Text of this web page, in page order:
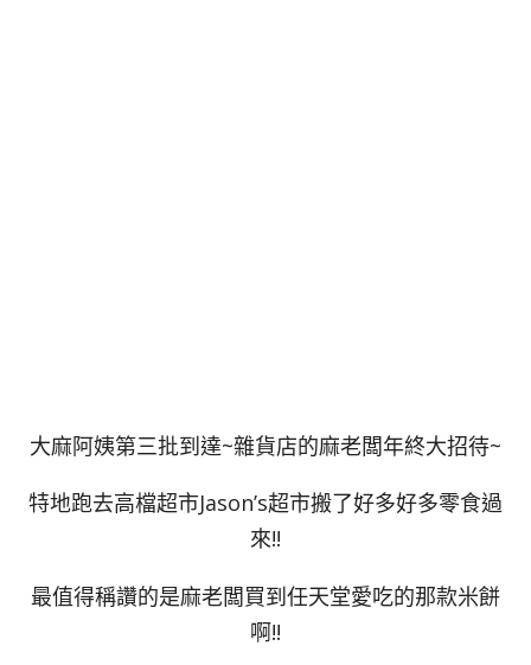
大麻阿姨第三批到達~雜貨店的麻老闆年終大招待~
特地跑去高檔超市Jason’s超市搬了好多好多零食過
來!!
最值得稱讚的是麻老闆買到任天堂愛吃的那款米餅
啊!!